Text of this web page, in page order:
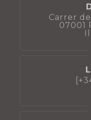
Carrer
07001